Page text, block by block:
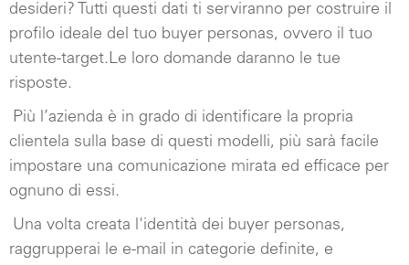
desideri? Tutti questi dati ti serviranno per costruire il
profilo ideale del tuo buyer personas, ovvero il tuo
utente-target.Le loro domande daranno le tue
risposte.
Più l’azienda è in grado di identificare la propria
clientela sulla base di questi modelli, più sarà facile
impostare una comunicazione mirata ed efficace per
ognuno di essi.
Una volta creata l'identità dei buyer personas,
raggrupperai le e-mail in categorie definite, e